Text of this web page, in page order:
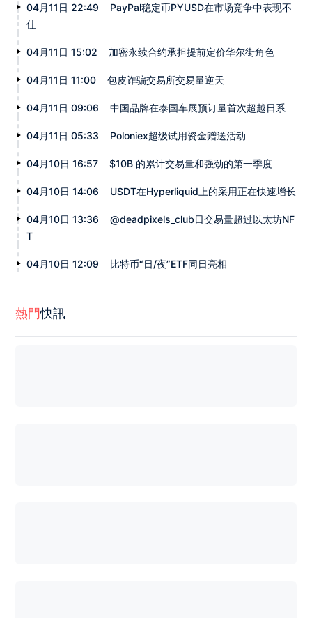
04月11日 22:49
PayPal稳定币PYUSD在市场竞争中表现不
佳
04月11日 15:02 加密永续合约承担提前定价华尔街角色
04月11日 11:00 包皮诈骗交易所交易量逆天
04月11日 09:06 中国品牌在泰国车展预订量首次超越日系
04月11日 05:33 Poloniex超级试用资金赠送活动
04月10日 16:57 $10B 的累计交易量和强劲的第一季度
04月10日 14:06 USDT在Hyperliquid上的采用正在快速增长
04月10日 13:36
@deadpixels_club日交易量超过以太坊NF
T
04月10日 12:09 比特币“日/夜”ETF同日亮相
熱門快訊